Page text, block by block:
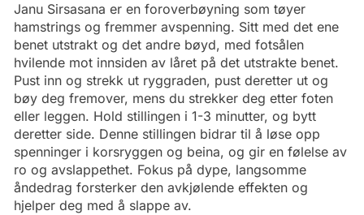
Janu Sirsasana er en foroverbøyning som tøyer
hamstrings og fremmer avspenning. Sitt med det ene
benet utstrakt og det andre bøyd, med fotsålen
hvilende mot innsiden av låret på det utstrakte benet.
Pust inn og strekk ut ryggraden, pust deretter ut og
bøy deg fremover, mens du strekker deg etter foten
eller leggen. Hold stillingen i 1-3 minutter, og bytt
deretter side. Denne stillingen bidrar til å løse opp
spenninger i korsryggen og beina, og gir en følelse av
ro og avslappethet. Fokus på dype, langsomme
åndedrag forsterker den avkjølende effekten og
hjelper deg med å slappe av.